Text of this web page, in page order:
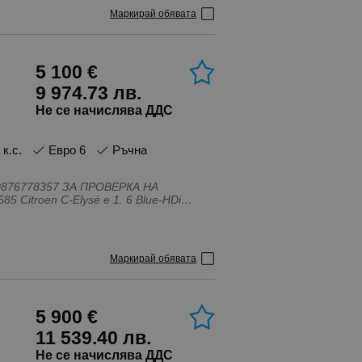
в специализиран сервиз и с
Въздушни възглавници -
Климатик, Контрол на
С регистрация, Система за
Маркирай обявата
5 100 €
9 974.73 лв.
Не се начислява ДДС
к.с. Евро 6
Ръчна
ЗА ПРОВЕРКА НА
срок. Основни данни
от техническата проверка
0876778357 ПРОДАВАМЕ И АВТОЧАСТИ ЗА ВСИЧКИ МАРКИ АВТОМОБИЛИ. Avtomol. com
Маркирай обявата
5 900 €
11 539.40 лв.
Не се начислява ДДС